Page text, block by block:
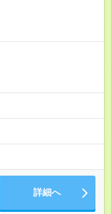
詳細へ